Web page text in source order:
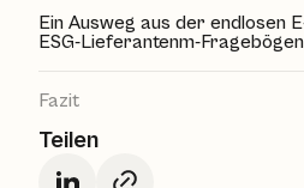
Ein Ausweg aus der endlosen
ESG-Lieferantenm-Fragebögen
Fazit
Teilen